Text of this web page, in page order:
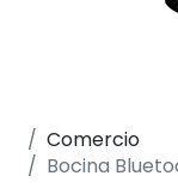
Comercio
Bocina